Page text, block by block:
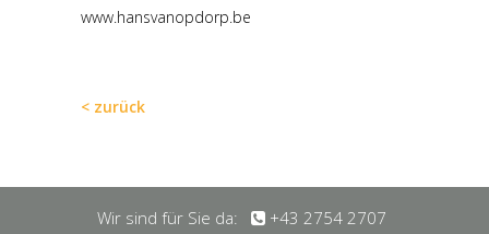
www.hansvanopdorp.be
< zurück
Wir sind für Sie da: +43 2754 2707